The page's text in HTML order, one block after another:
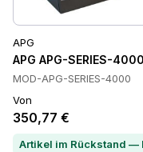
APG
APG APG-SERIES-
MOD-APG-SERIES-4000
Von
350,77 €